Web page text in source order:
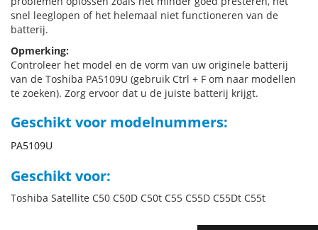
snel leeglopen of het helemaal niet functioneren van de
batterij.
Opmerking:
Controleer het model en de vorm van uw originele batterij
van de Toshiba PA5109U (gebruik Ctrl + F om naar modellen
te zoeken). Zorg ervoor dat u de juiste batterij krijgt.
Geschikt voor modelnummers:
PA5109U
Geschikt voor:
Toshiba Satellite C50 C50D C50t C55 C55D C55Dt C55t